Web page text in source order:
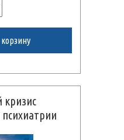
кризис